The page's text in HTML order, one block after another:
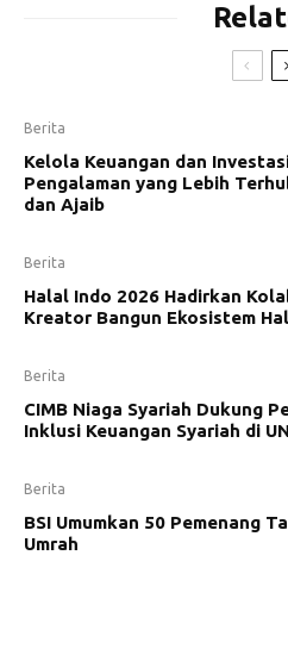
Berita
Kelola Keuangan dan
Pengalaman yang Lebih
dan Ajaib
Berita
Halal Indo 2026 Hadirkan
Kreator Bangun Ekosistem
Berita
CIMB Niaga Syariah Dukung
Inklusi Keuangan Syariah di
Berita
BSI Umumkan 50 Pemenang
Umrah